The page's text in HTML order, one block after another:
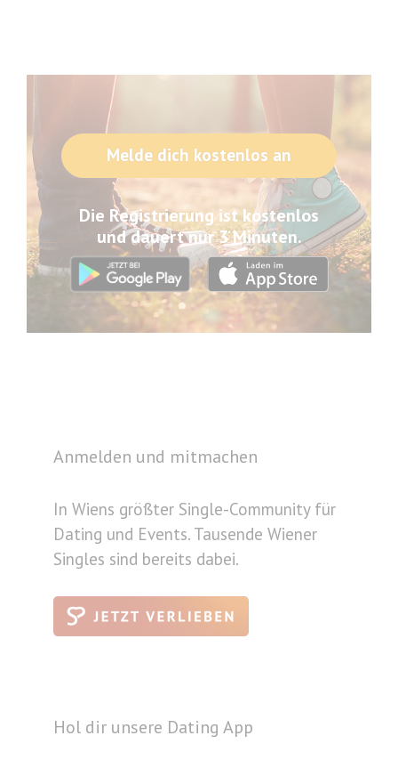
Melde dich kostenlos an
Die Registrierung ist kostenlos
und dauert nur 3 Minuten.
Anmelden und mitmachen
In Wiens größter Single-Community für
Dating und Events. Tausende Wiener
Singles sind bereits dabei.
Hol dir unsere Dating App